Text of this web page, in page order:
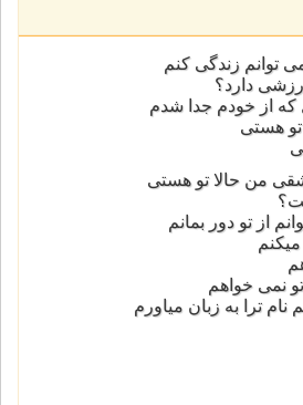
توانم زندگی کنم
دارد؟
که از خودم جدا شدم
هستی
من حالا تو هستی
از تو دور بمانم
نمی خواهم
ترا به زبان میاورم